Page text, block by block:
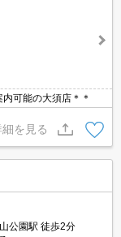
可能の大須店＊＊
細を見る
公園駅 徒歩2分